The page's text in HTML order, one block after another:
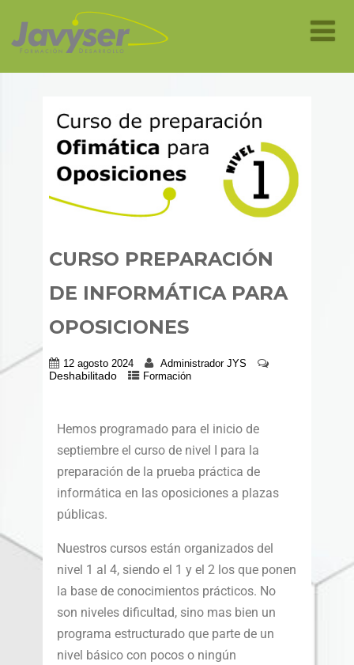
CURSO PREPARACIÓN
DE INFORMÁTICA PARA
OPOSICIONES
12 agosto 2024 Administrador JYS
Deshabilitado Formación
Hemos programado para el inicio de
septiembre el curso de nivel I para la
preparación de la prueba práctica de
informática en las oposiciones a plazas
públicas.
Nuestros cursos están organizados del
nivel 1 al 4, siendo el 1 y el 2 los que ponen
la base de conocimientos prácticos. No
son niveles dificultad, sino mas bien un
programa estructurado que parte de un
nivel básico con pocos o ningún